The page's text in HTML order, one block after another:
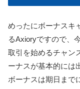
めったにボーナスキ
るAxioryですので、
取引を始めるチャン
ーナスが基本的には
ボーナスは期日まで